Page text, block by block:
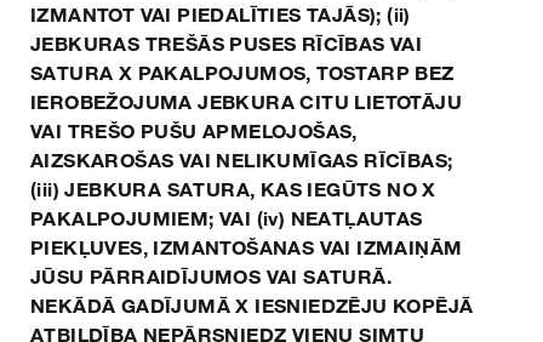
IZMANTOT VAI PIEDALĪTIES TAJĀS); (ii)
JEBKURAS TREŠĀS PUSES RĪCĪBAS VAI
SATURA X PAKALPOJUMOS, TOSTARP BEZ
IEROBEŽOJUMA JEBKURA CITU LIETOTĀJU
VAI TREŠO PUŠU APMELOJOŠAS,
AIZSKAROŠAS VAI NELIKUMĪGAS RĪCĪBAS;
(iii) JEBKURA SATURA, KAS IEGŪTS NO X
PAKALPOJUMIEM; VAI (iv) NEATĻAUTAS
PIEKĻUVES, IZMANTOŠANAS VAI IZMAIŅĀM
JŪSU PĀRRAIDĪJUMOS VAI SATURĀ.
NEKĀDĀ GADĪJUMĀ X IESNIEDZĒJU KOPĒJĀ
ATBILDĪBA NEPĀRSNIEDZ VIENU SIMTU